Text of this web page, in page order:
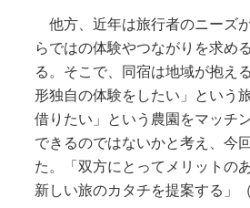
他方、近年は旅行者のニーズ
らではの体験やつながりを求め
る。そこで、同宿は地域が抱え
形独自の体験をしたい」という
借りたい」という農園をマッチ
できるのではないかと考え、今
た。「双方にとってメリットの
新しい旅のカタチを提案する」